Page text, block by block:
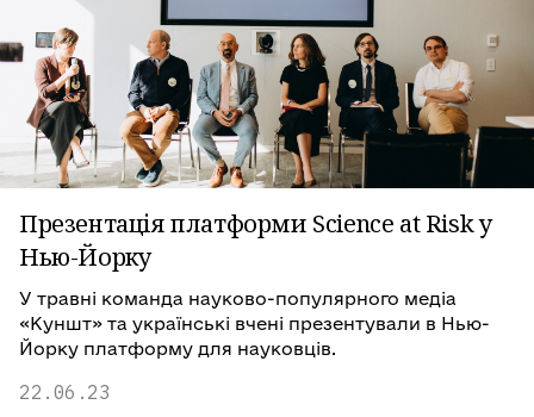
Презентація платформи Science at Risk у
Нью-Йорку
У травні команда науково-популярного медіа
«Куншт» та українські вчені презентували в Нью-
Йорку платформу для науковців.
22.06.23